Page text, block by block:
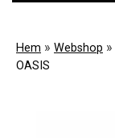
Hem » Webshop »
OASIS